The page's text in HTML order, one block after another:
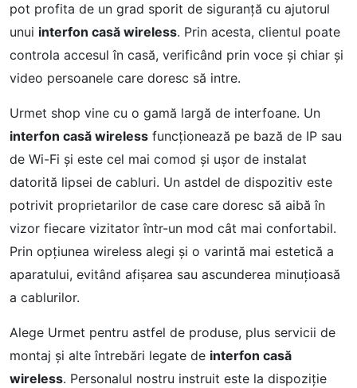
pot profita de un grad sporit de siguranță cu ajutorul
unui interfon casă wireless. Prin acesta, clientul poate
controla accesul în casă, verificând prin voce și chiar și
video persoanele care doresc să intre.
Urmet shop vine cu o gamă largă de interfoane. Un
interfon casă wireless funcționează pe bază de IP sau
de Wi-Fi și este cel mai comod și ușor de instalat
datorită lipsei de cabluri. Un astdel de dispozitiv este
potrivit proprietarilor de case care doresc să aibă în
vizor fiecare vizitator într-un mod cât mai confortabil.
Prin opțiunea wireless alegi și o varintă mai estetică a
aparatului, evitând afișarea sau ascunderea minuțioasă
a cablurilor.
Alege Urmet pentru astfel de produse, plus servicii de
montaj și alte întrebări legate de interfon casă
wireless. Personalul nostru instruit este la dispoziție